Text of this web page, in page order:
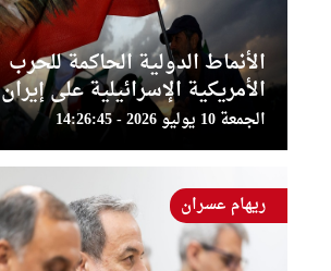
الأنماط الدولية الحاكمة للحرب
الأمريكية الإسرائيلية على إيران
الجمعة 10 يوليو 2026 - 14:26:45
ريهام عسران